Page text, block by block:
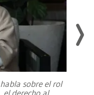
sobre el rol
el derecho al